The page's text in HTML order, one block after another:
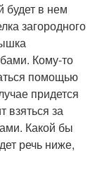
будет в нем
загородного
Кому-то
помощью
придется
взяться за
Какой бы
речь ниже,